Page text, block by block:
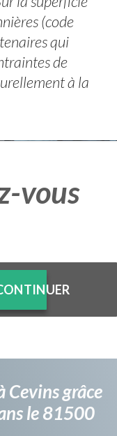
(code
qui
de
à la
vous
Cevins grâce
le 81500